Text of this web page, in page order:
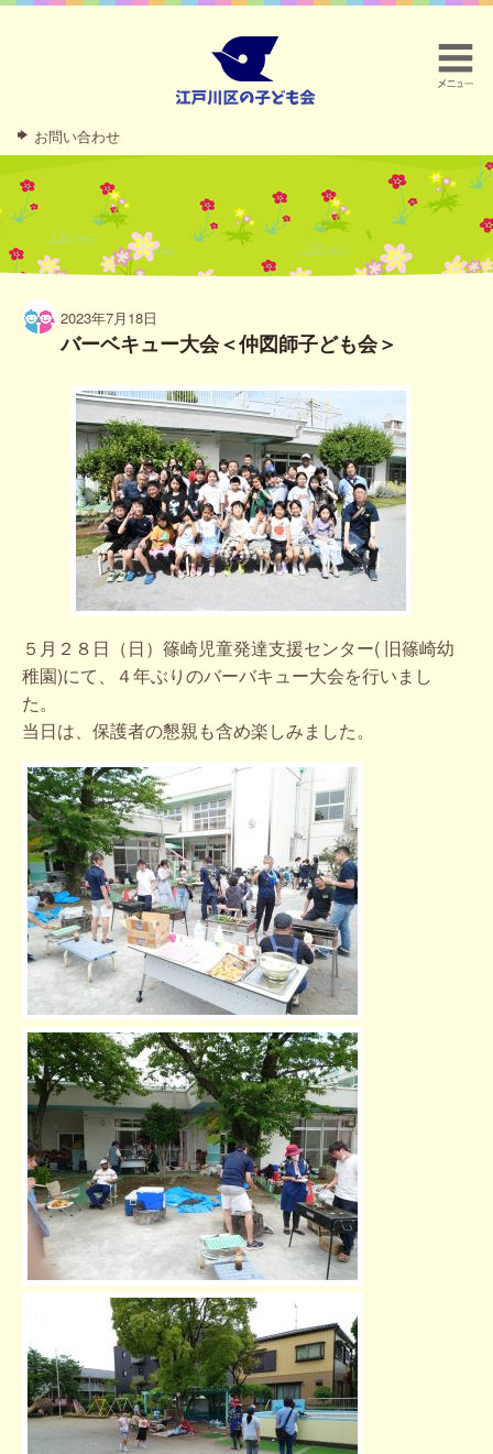
お問い合わせ
2023年7月18日
バーベキュー大会＜仲図師子ども会＞
５月２８日（日）篠崎児童発達支援センター( 旧篠崎幼
稚園)にて、４年ぶりのバーバキュー大会を行いまし
た。
当日は、保護者の懇親も含め楽しみました。